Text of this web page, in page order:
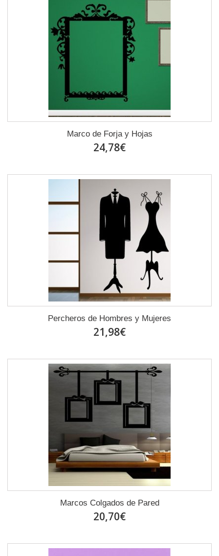
Marco de Forja y Hojas
24,78€
Percheros de Hombres y Mujeres
21,98€
Marcos Colgados de Pared
20,70€